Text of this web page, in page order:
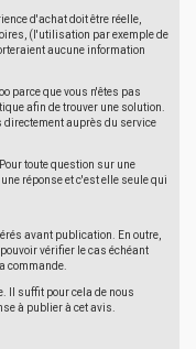
d'achat doit être réelle,
(l'utilisation par exemple de
aucune information
parce que vous n'êtes pas
afin de trouver une solution.
directement auprès du service
. Pour toute question sur une
réponse et c'est elle seule qui
avant publication. En outre,
vérifier le cas échéant
commande.
Il suffit pour cela de nous
à publier à cet avis.